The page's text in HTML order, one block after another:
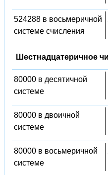
524288 в восьмеричной
системе счисления
Шестнадцатеричное
80000 в десятичной
системе
80000 в двоичной
системе
80000 в восьмеричной
системе